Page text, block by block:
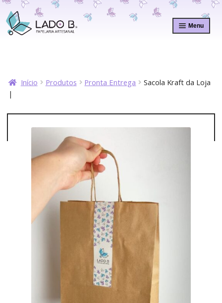
Pular
para
navegação
Pular
para
o
Menu
Início Produtos Pronta Entrega
Sacola Kraft da Loja
|